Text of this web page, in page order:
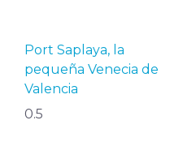
Port Saplaya, la
pequeña Venecia de
Valencia